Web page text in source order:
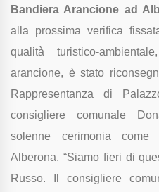
Bandiera Arancione ad
alla prossima verifica
qualità turistico-
arancione, è stato
Rappresentanza di
consigliere comunale
solenne cerimonia
Alberona. “Siamo fieri di
Russo. Il consigliere